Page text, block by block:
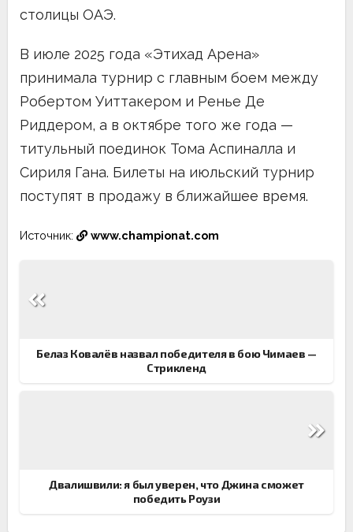
столицы ОАЭ.
В июле 2025 года «Этихад Арена»
принимала турнир с главным боем между
Робертом Уиттакером и Ренье Де
Риддером, а в октябре того же года —
титульный поединок Тома Аспиналла и
Сириля Гана. Билеты на июльский турнир
поступят в продажу в ближайшее время.
Источник: www.championat.com
по
Белаз Ковалёв назвал победителя в бою Чимаев —
Стрикленд
Двалишвили: я был уверен, что Джина сможет
победить Роузи